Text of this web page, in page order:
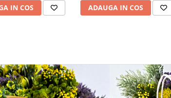
IN COS ADAUGA IN COS